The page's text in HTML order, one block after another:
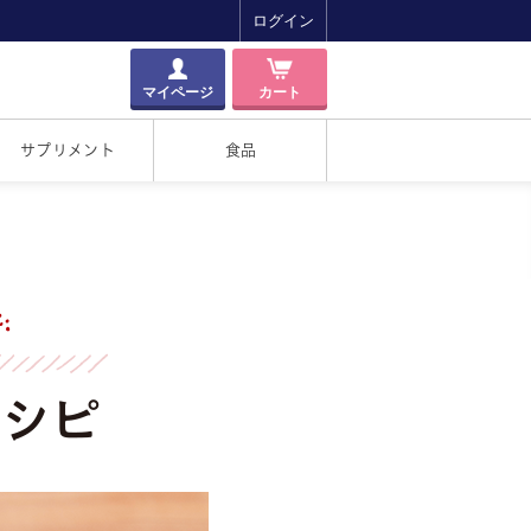
ログイン
マイページ カート
サプリメント 食品